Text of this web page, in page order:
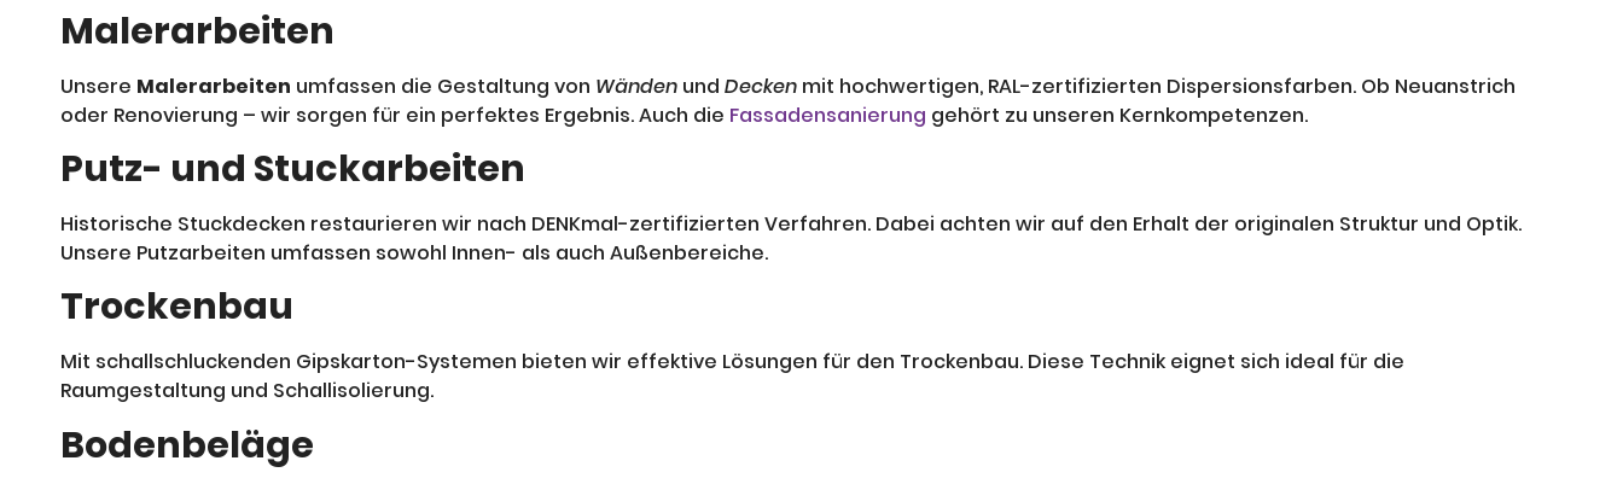
Malerarbeiten
Unsere Malerarbeiten umfassen die Gestaltung von Wänden und Decken mit hochwertigen, RAL-zertifizierten Dispersionsfarben. Ob Neuanstrich
oder Renovierung – wir sorgen für ein perfektes Ergebnis. Auch die Fassadensanierung gehört zu unseren Kernkompetenzen.
Putz- und Stuckarbeiten
Historische Stuckdecken restaurieren wir nach DENKmal-zertifizierten Verfahren. Dabei achten wir auf den Erhalt der originalen Struktur und Optik.
Unsere Putzarbeiten umfassen sowohl Innen- als auch Außenbereiche.
Trockenbau
Mit schallschluckenden Gipskarton-Systemen bieten wir effektive Lösungen für den Trockenbau. Diese Technik eignet sich ideal für die
Raumgestaltung und Schallisolierung.
Bodenbeläge